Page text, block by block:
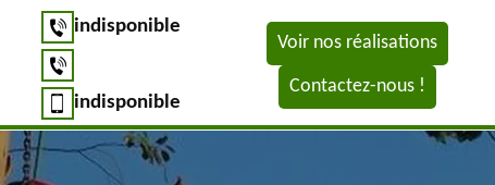
indisponible
indisponible
Voir nos réalisations
Contactez-nous !